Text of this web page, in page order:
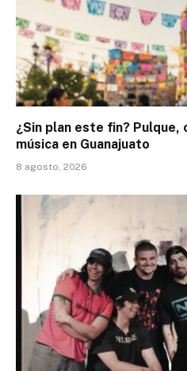
¿Sin plan este fin? Pulque,
música en Guanajuato
8 agosto, 2026